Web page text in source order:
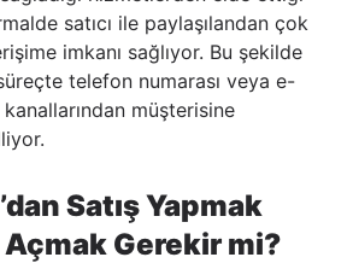
satıcı ile paylaşılandan çok
imkanı sağlıyor. Bu şekilde
telefon numarası veya e-
müşterisine
Satış Yapmak
Gerekir mi?